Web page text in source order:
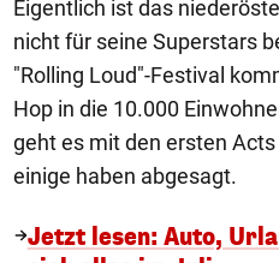
Eigentlich ist das
nicht für seine Superstars
"Rolling Loud"-Festival
Hop in die 10.000
geht es mit den ersten
einige haben abgesagt.
Jetzt lesen: Auto,